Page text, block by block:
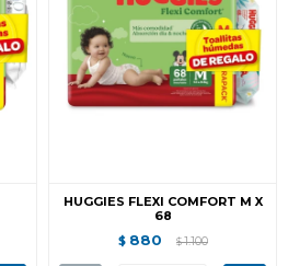
HUGGIES FLEXI COMFORT M X
68
$ 880 $ 1.100